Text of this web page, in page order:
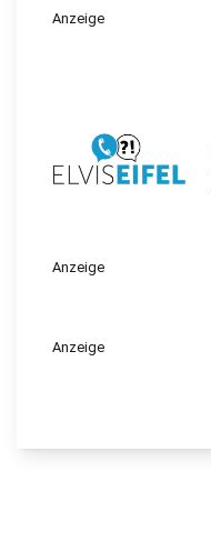
Anzeige
Anzeige
Anzeige